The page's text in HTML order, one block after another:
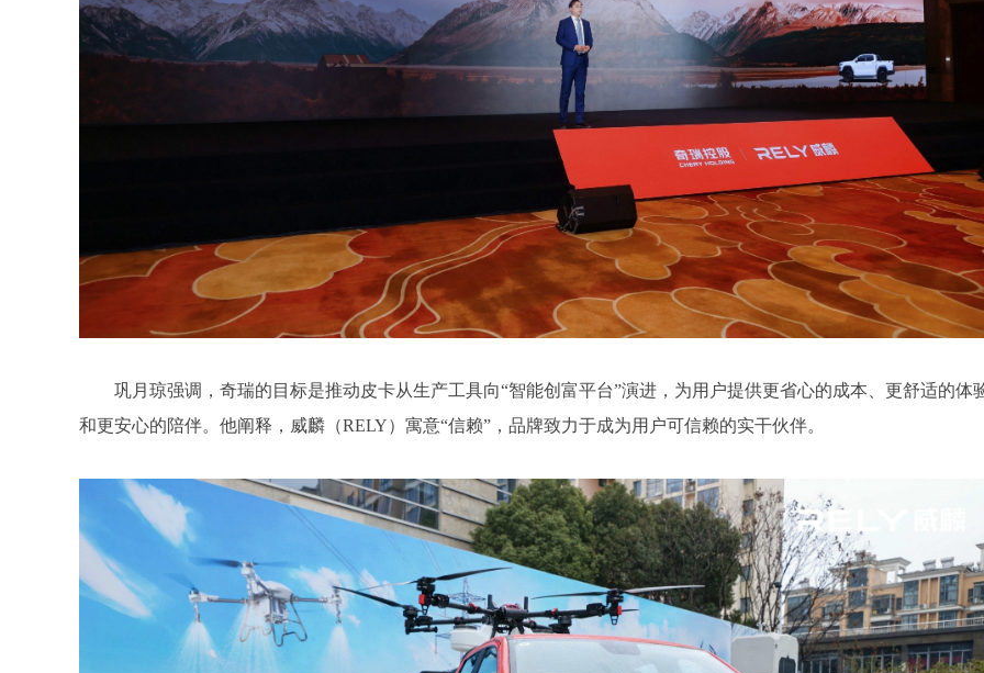
巩月琼强调，奇瑞的目标是推动皮卡从生产工具向“智能创富平台”演进，为用户提供更省心的成本、更舒适的体
和更安心的陪伴。他阐释，威麟（RELY）寓意“信赖”，品牌致力于成为用户可信赖的实干伙伴。